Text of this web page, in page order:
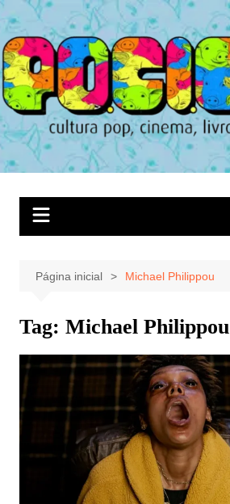
Ir
para
o
conteúdo
Página inicial Michael Philippou
Tag: Michael Philippou